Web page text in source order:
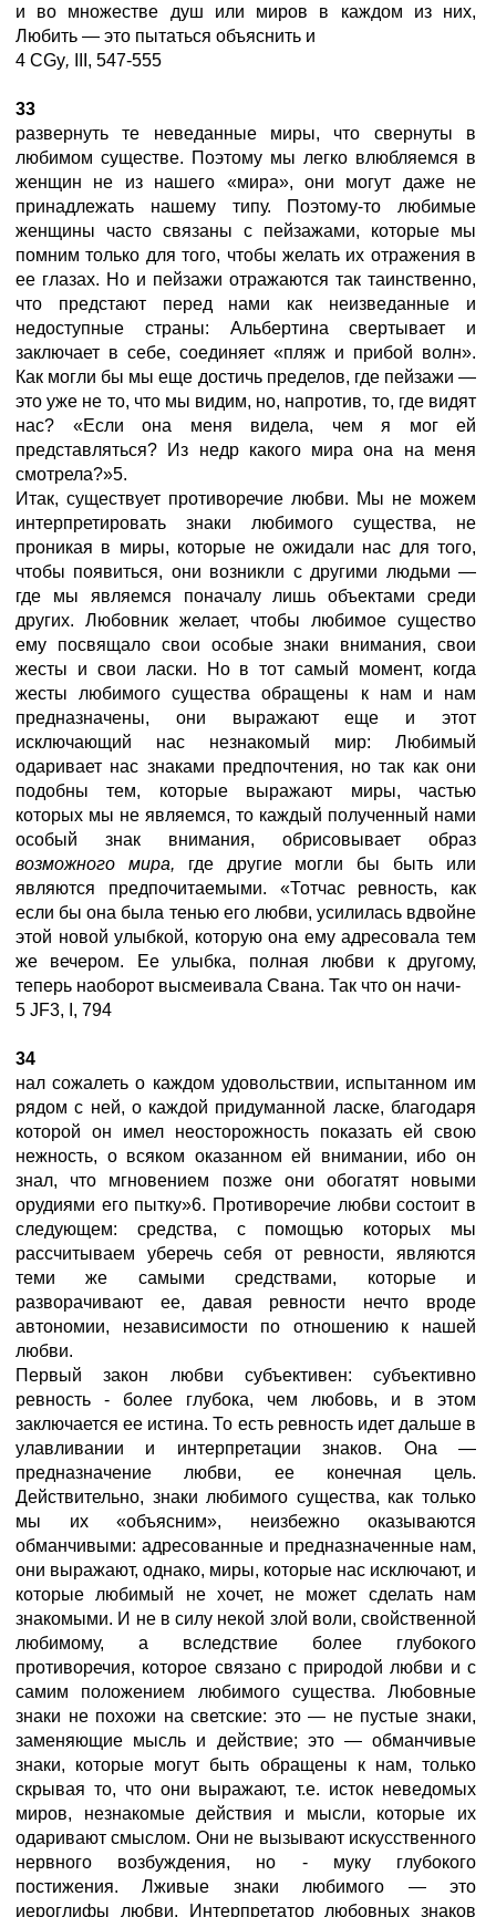
и во множестве душ или миров в каждом из них,
Любить — это пытаться объяснить и
4 CGy, III, 547-555
33
развернуть те неведанные миры, что свернуты в
любимом существе. Поэтому мы легко влюбляемся в
женщин не из нашего «мира», они могут даже не
принадлежать нашему типу. Поэтому-то любимые
женщины часто связаны с пейзажами, которые мы
помним только для того, чтобы желать их отражения в
ее глазах. Но и пейзажи отражаются так таинственно,
что предстают перед нами как неизведанные и
недоступные страны: Альбертина свертывает и
заключает в себе, соединяет «пляж и прибой волн».
Как могли бы мы еще достичь пределов, где пейзажи —
это уже не то, что мы видим, но, напротив, то, где видят
нас? «Если она меня видела, чем я мог ей
представляться? Из недр какого мира она на меня
смотрела?»5.
Итак, существует противоречие любви. Мы не можем
интерпретировать знаки любимого существа, не
проникая в миры, которые не ожидали нас для того,
чтобы появиться, они возникли с другими людьми —
где мы являемся поначалу лишь объектами среди
других. Любовник желает, чтобы любимое существо
ему посвящало свои особые знаки внимания, свои
жесты и свои ласки. Но в тот самый момент, когда
жесты любимого существа обращены к нам и нам
предназначены, они выражают еще и этот
исключающий нас незнакомый мир: Любимый
одаривает нас знаками предпочтения, но так как они
подобны тем, которые выражают миры, частью
которых мы не являемся, то каждый полученный нами
особый знак внимания, обрисовывает образ
возможного мира, где другие могли бы быть или
являются предпочитаемыми. «Тотчас ревность, как
если бы она была тенью его любви, усилилась вдвойне
этой новой улыбкой, которую она ему адресовала тем
же вечером. Ее улыбка, полная любви к другому,
теперь наоборот высмеивала Свана. Так что он начи-
5 JF3, I, 794
34
нал сожалеть о каждом удовольствии, испытанном им
рядом с ней, о каждой придуманной ласке, благодаря
которой он имел неосторожность показать ей свою
нежность, о всяком оказанном ей внимании, ибо он
знал, что мгновением позже они обогатят новыми
орудиями его пытку»6. Противоречие любви состоит в
следующем: средства, с помощью которых мы
рассчитываем уберечь себя от ревности, являются
теми же самыми средствами, которые и
разворачивают ее, давая ревности нечто вроде
автономии, независимости по отношению к нашей
любви.
Первый закон любви субъективен: субъективно
ревность - более глубока, чем любовь, и в этом
заключается ее истина. То есть ревность идет дальше в
улавливании и интерпретации знаков. Она —
предназначение любви, ее конечная цель.
Действительно, знаки любимого существа, как только
мы их «объясним», неизбежно оказываются
обманчивыми: адресованные и предназначенные нам,
они выражают, однако, миры, которые нас исключают, и
которые любимый не хочет, не может сделать нам
знакомыми. И не в силу некой злой воли, свойственной
любимому, а вследствие более глубокого
противоречия, которое связано с природой любви и с
самим положением любимого существа. Любовные
знаки не похожи на светские: это — не пустые знаки,
заменяющие мысль и действие; это — обманчивые
знаки, которые могут быть обращены к нам, только
скрывая то, что они выражают, т.е. исток неведомых
миров, незнакомые действия и мысли, которые их
одаривают смыслом. Они не вызывают искусственного
нервного возбуждения, но - муку глубокого
постижения. Лживые знаки любимого — это
иероглифы любви. Интерпретатор любовных знаков